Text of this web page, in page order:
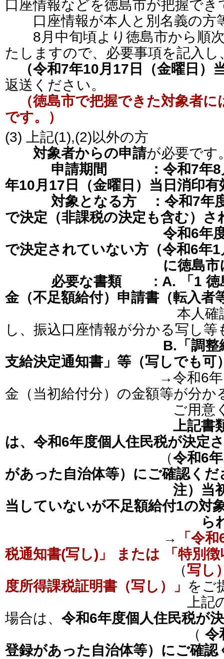
口座情報などを徳島市が把握で
口座情報が本人と別名義の方
8月中旬頃より徳島市から順次
たしますので、必要事項を記入し
（令和7年10月17日（金曜日）
返送ください。
（徳島市で把握できた対象者
です。）
(3) 上記(1),(2)以外の方
対象者からの申請が必要です
申請期間
：令和7年
年10月17日（金曜日）当日消印有
対象となる方 ：令和7年
で決定（非課税の決定も含む）さ
令和6年
で決定されていない方（令和6年
に徳島市に転入
必要な書類 : A. 「1 徳
金（不足額給付）申請書（転入者
本人確認ができ
し、振込口座情報が分かる写し等
B.「調整給付金の
支給決定通知書」等（写しでも可
→令和6年に給付さ
金（当初給付分）の金額等が分か
ご用意くださ
上記書
は、令和6年度個人住民税が決定
（令和6
があった自治体等）にご確認くだ
注）当
当していないが不足額給付1の対
ら
→
「令
税通知書(写し)」 または 「特別
（写し
度所得課税証明書（写し）」 をご
上記の書類をご
場合は、 令和6年度個人住民税が
（ 令
登録があった自治体等）にご確認